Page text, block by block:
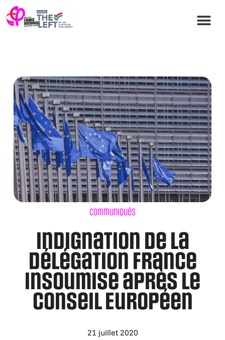
Communiqués
Indignation de la
délégation France
insoumise après le
Conseil Européen
21 juillet 2020